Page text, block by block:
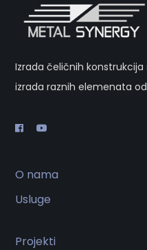
Izrada čeličnih
izrada raznih elemenata
O nama
Usluge
Projekti